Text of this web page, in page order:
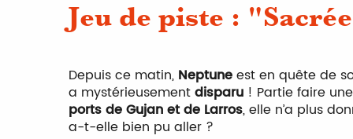
Jeu de piste :
Depuis ce matin, Neptuneest en quête de
a mystérieusementdisparu ! Partie faire
ports de Gujan et de Larros, elle n’a plus
a-t-elle bien pu aller ?